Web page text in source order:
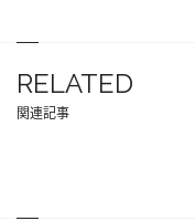
RELATED
関連記事